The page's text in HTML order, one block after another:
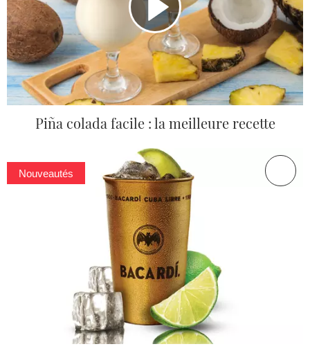
Piña colada facile : la meilleure recette
Nouveautés